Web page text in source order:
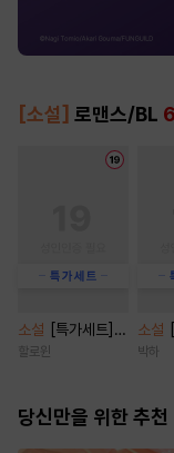
[소설] 로맨스/BL
소설
[특가세트]
페로몬 페티시 [단
할로윈
소설
관계
박하
당신만을 위한 추천